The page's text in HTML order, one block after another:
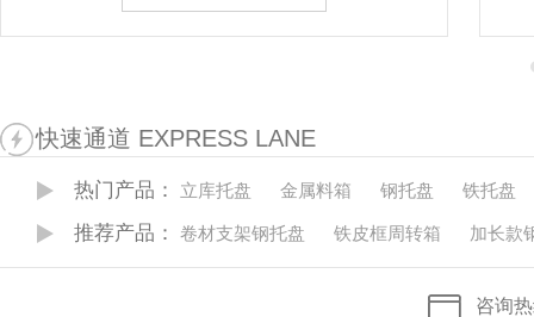
快速通道 EXPRESS LANE
热门产品： 立库托盘 金属料箱 钢托盘 铁托盘
推荐产品： 卷材支架钢托盘 铁皮框周转箱 加长款
咨询